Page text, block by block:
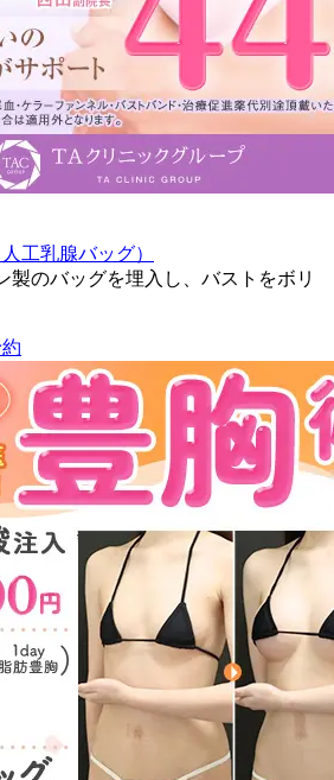
工乳腺バッグ）
製のバッグを埋入し、バストをボリ